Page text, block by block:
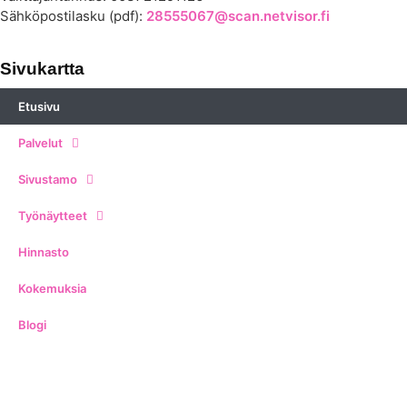
Sähköpostilasku (pdf): 28555067@scan.netvisor.fi
Sivukartta
Etusivu
Palvelut
Sivustamo
Työnäytteet
Hinnasto
Kokemuksia
Blogi